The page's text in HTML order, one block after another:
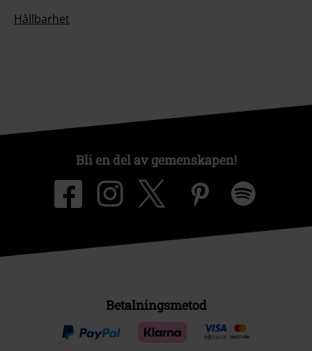
Hållbarhet
Bli en del av gemenskapen!
Betalningsmetod